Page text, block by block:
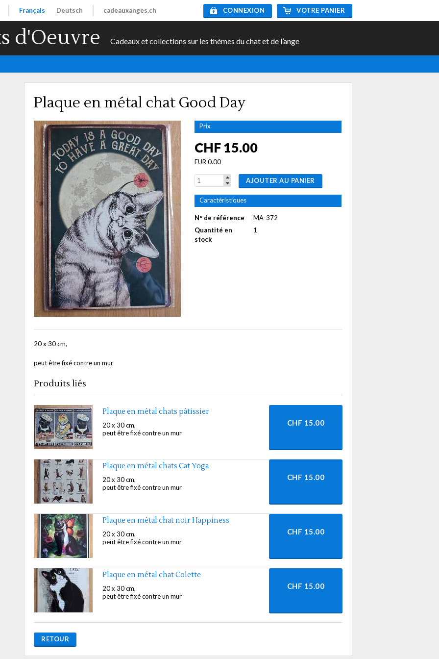
Français Deutsch cadeauxanges.ch CONNEXION VOTRE PANIER
d'Oeuvre Cadeaux et collections sur les thèmes du chat et de l’ange
Plaque en métal chat Good Day
Prix
CHF 15.00
EUR 0.00
AJOUTER AU PANIER
Caractéristiques
N° de référence
MA-372
Quantité en
stock
1
20 x 30 cm,
peut être fixé contre un mur
Produits liés
Plaque en métal chats pâtissier
20 x 30 cm,
peut être fixé contre un mur
CHF 15.00
Plaque en métal chats Cat Yoga
20 x 30 cm,
peut être fixé contre un mur
CHF 15.00
Plaque en métal chat noir Happiness
20 x 30 cm,
peut être fixé contre un mur
CHF 15.00
Plaque en métal chat Colette
20 x 30 cm,
peut être fixé contre un mur
CHF 15.00
RETOUR